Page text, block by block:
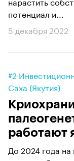
потенциал и...
5 декабря 2022
#2
Саха (Якутия)
работают
До 2024 года на